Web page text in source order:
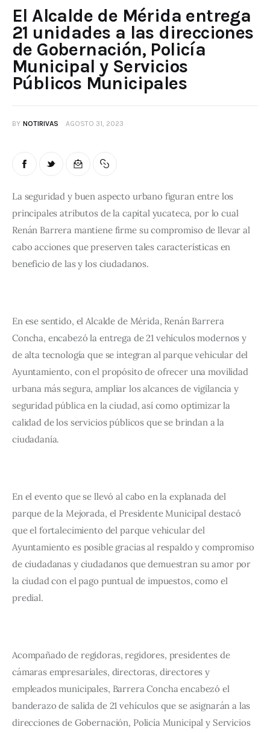
El Alcalde de Mérida entrega
21 unidades a las direcciones
de Gobernación, Policía
Municipal y Servicios
Públicos Municipales
BY NOTIRIVAS AGOSTO 31, 2023
La seguridad y buen aspecto urbano figuran entre los
principales atributos de la capital yucateca, por lo cual
Renán Barrera mantiene firme su compromiso de llevar al
cabo acciones que preserven tales características en
beneficio de las y los ciudadanos.
En ese sentido, el Alcalde de Mérida, Renán Barrera
Concha, encabezó la entrega de 21 vehículos modernos y
de alta tecnología que se integran al parque vehicular del
Ayuntamiento, con el propósito de ofrecer una movilidad
urbana más segura, ampliar los alcances de vigilancia y
seguridad pública en la ciudad, así como optimizar la
calidad de los servicios públicos que se brindan a la
ciudadanía.
En el evento que se llevó al cabo en la explanada del
parque de la Mejorada, el Presidente Municipal destacó
que el fortalecimiento del parque vehicular del
Ayuntamiento es posible gracias al respaldo y compromiso
de ciudadanas y ciudadanos que demuestran su amor por
la ciudad con el pago puntual de impuestos, como el
predial.
Acompañado de regidoras, regidores, presidentes de
cámaras empresariales, directoras, directores y
empleados municipales, Barrera Concha encabezó el
banderazo de salida de 21 vehículos que se asignarán a las
direcciones de Gobernación, Policía Municipal y Servicios